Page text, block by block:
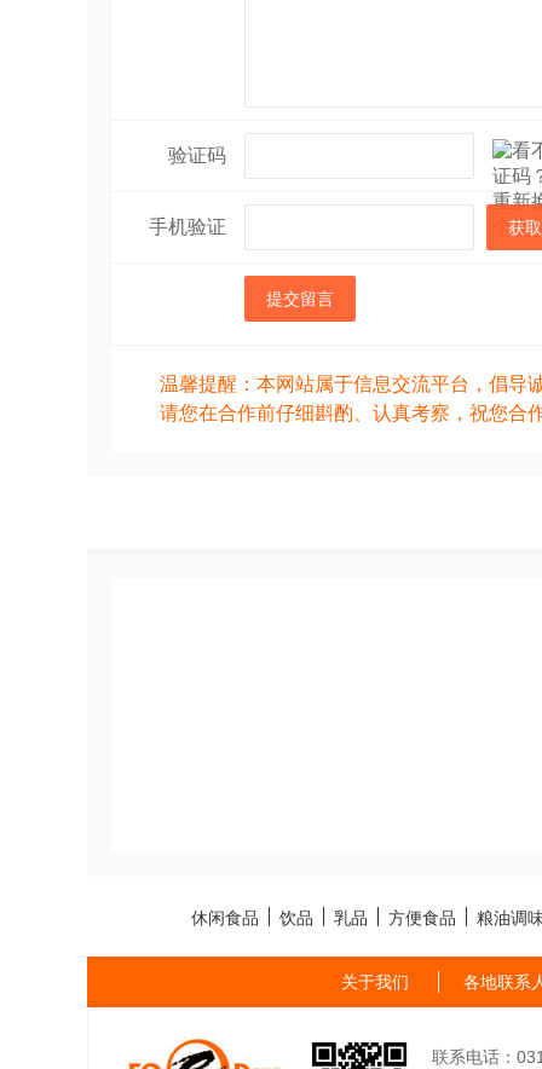
验证码
手机验证 获
提交留言
温馨提醒：本网站属于信息交流平台，倡导
请您在合作前仔细斟酌、认真考察，祝您合
休闲食品 饮品 乳品 方便食品 粮油调
关于我们 各地联系
联系电话：